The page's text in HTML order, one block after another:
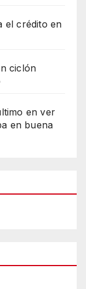
el crédito en
ciclón
en ver
en buena